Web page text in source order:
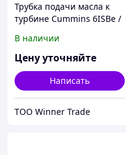
Трубка подачи масла к
турбине Cummins 6ISBe /
Камаз, Нефаз, Лиаз, Higer
В наличии
Цену уточняйте
Написать
ТОО Winner Trade